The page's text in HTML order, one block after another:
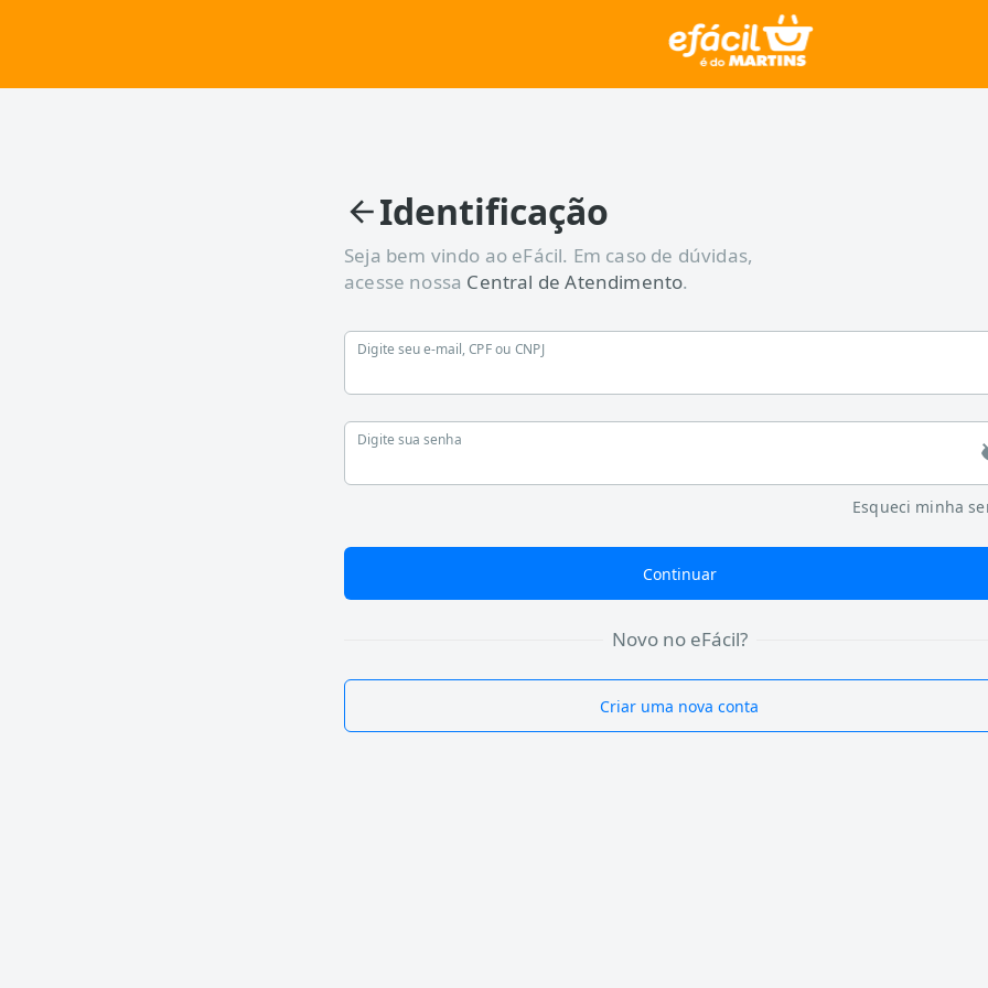
Identificação
Seja bem vindo ao eFácil. Em caso de dúvidas,
acesse nossa Central de Atendimento.
Digite seu e-mail, CPF ou CNPJ
Digite sua senha
Esqueci minha
Continuar
Novo no eFácil?
Criar uma nova conta